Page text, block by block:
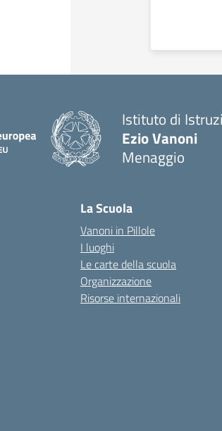
Istituto di
Ezio Vanoni
Menaggio
La Scuola
Vanoni in Pillole
I luoghi
Le carte della scuola
Organizzazione
Risorse internazionali